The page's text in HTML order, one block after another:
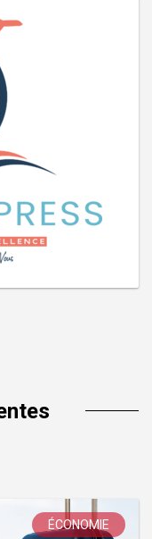
ÉCONOMIE